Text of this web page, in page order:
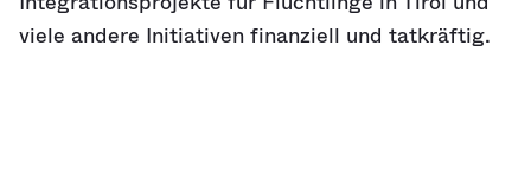
viele andere Initiativen finanziell und tatkräftig.